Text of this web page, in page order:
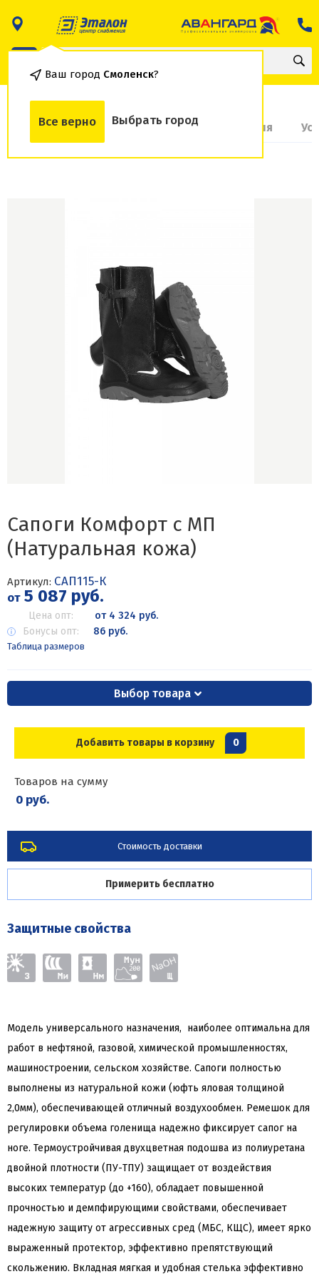
Ваш город Смоленск?
Все верно Выбрать город
О товаре Доставка и оплата Гарантия
Сапоги Комфорт c МП
(Натуральная кожа)
Артикул: САП115-К
от5 087 руб.
Цена опт:
от 4 324 руб.
Бонусы опт:
86 руб.
Таблица размеров
Выбор товара
Добавить товары в корзину 0
Товаров на сумму
0 руб.
Стоимость доставки
Примерить бесплатно
Защитные свойства
Модель универсального назначения, наиболее оптимальна для
работ в нефтяной, газовой, химической промышленностях,
машиностроении, сельском хозяйстве. Сапоги полностью
выполнены из натуральной кожи (юфть яловая толщиной
2,0мм), обеспечивающей отличный воздухообмен. Ремешок для
регулировки объема голенища надежно фиксирует сапог на
ноге. Термоустройчивая двухцветная подошва из полиуретана
двойной плотности (ПУ-ТПУ) защищает от воздействия
высоких температур (до +160), обладает повышенной
прочностью и демпфирующими свойствами, обеспечивает
надежную защиту от агрессивных сред (МБС, КЩС), имеет ярко
выраженный протектор, эффективно препятствующий
скольжению. Вкладная мягкая и удобная стелька эффективно